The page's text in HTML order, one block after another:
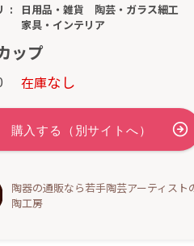
日用品・雑貨
陶芸・ガラス細工
家具・インテリア
ップ
在庫なし
陶器の通販なら若手陶芸アーティスト
陶工房